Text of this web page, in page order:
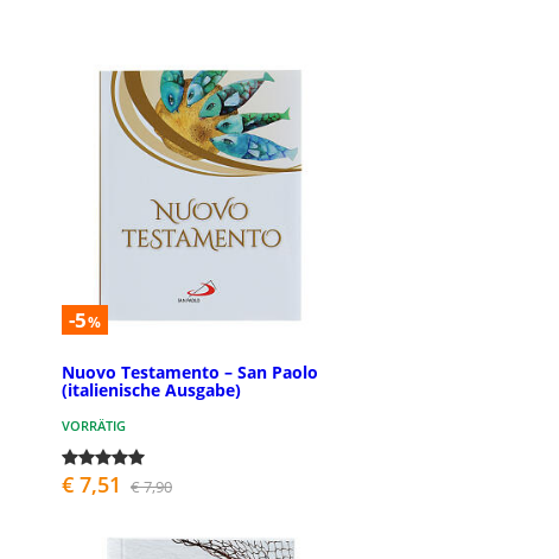
-5%
Nuovo Testamento – San Paolo
(italienische Ausgabe)
VORRÄTIG
€ 7,51 € 7,90